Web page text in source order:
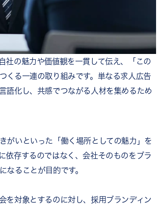
社の魅力や価値観を一貫して伝え、「この
くる一連の取り組みです。単なる求人広告
語化し、共感でつながる人材を集めるため
がいといった「働く場所としての魅力」を
依存するのではなく、会社そのものをブラ
なることが目的です。
を対象とするのに対し、採用ブランディン